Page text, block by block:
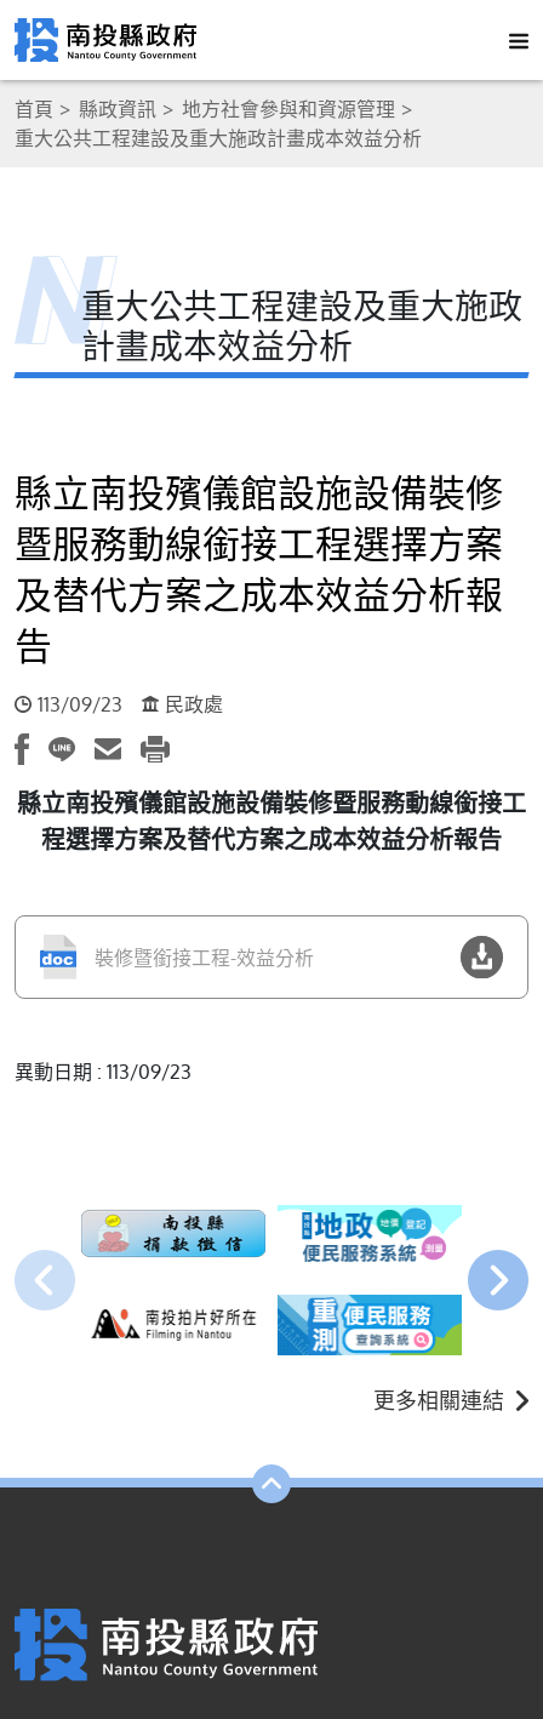
首頁 縣政資訊
地方社會參與和資源管理
重大公共工程建設及重大施政計畫成本效益分析
重大公共工程建設及重大施政
計畫成本效益分析
縣立南投殯儀館設施設備裝修
暨服務動線銜接工程選擇方案
及替代方案之成本效益分析報
告
113/09/23 民政處
縣立南投殯儀館設施設備裝修暨服務動線銜接工
程選擇方案及替代方案之成本效益分析報告
裝修暨銜接工程-效益分析
異動日期 : 113/09/23
更多相關連結